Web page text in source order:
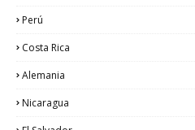
Perú
Costa Rica
Alemania
Nicaragua